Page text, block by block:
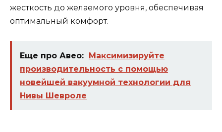
жесткость до желаемого уровня, обеспечивая
оптимальный комфорт.
Еще про Авео:
Максимизируйте
производительность с помощью
новейшей вакуумной технологии для
Нивы Шевроле